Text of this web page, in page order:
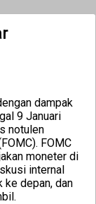
dampak
9 Januari
notulen
FOMC
moneter di
internal
ke depan, dan